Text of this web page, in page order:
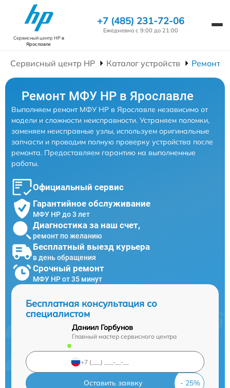
Сервисный центр HPв
Ярославле
+7 (485) 231-72-06
Ежедневно с 9:00 до 21:00
Сервисный центр HP Каталог устройств Ремонт
Ремонт МФУ HP в Ярославле
Выполняем ремонт МФУ HP в Ярославле независимо от
модели и сложности неисправности. Устраняем поломки,
заменяем неисправные узлы, используем оригинальные
запчасти и проводим полную проверку устройства после
ремонта. Предоставляем гарантию на выполненные
работы.
Официальный сервис
Гарантийное обслуживание
МФУ HP до 3 лет
Диагностика за наш счет,
ремонт по желанию
Бесплатный выезд курьера
в день обращения
Срочный ремонт
МФУ HP от 35 минут
Бесплатная консультация со
специалистом
Даниил Горбунов
Главный мастер сервисного центра
Оставить заявку